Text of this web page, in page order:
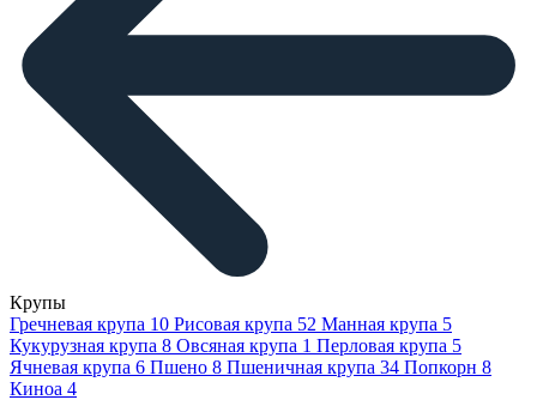
Крупы
Гречневая крупа 10 Рисовая крупа 52 Манная крупа 5
Кукурузная крупа 8 Овсяная крупа 1 Перловая крупа 5
Ячневая крупа 6 Пшено 8 Пшеничная крупа 34 Попкорн 8
Киноа 4